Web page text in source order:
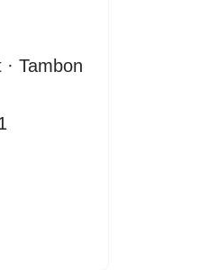
Tambon